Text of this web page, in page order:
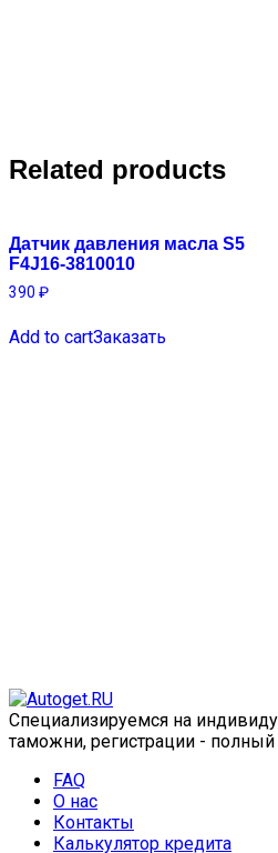
Related products
Датчик давления масла S5
F4J16-3810010
390 ₽
Add to cartЗаказать
Специализируемся на
таможни, регистрации - полный
FAQ
О нас
Контакты
Калькулятор кредита